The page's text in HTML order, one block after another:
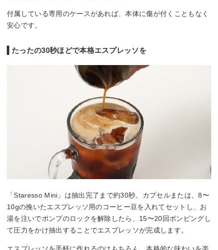
付属している専用のケースがあれば、本体に傷が付くこともなく
安心です。
たったの30秒ほどで本格エスプレッソを
「Staresso Mini」は抽出完了まで約30秒。カプセルまたは、8〜
10gの挽いたエスプレッソ用のコーヒー豆を入れてセットし、お
湯を注いでポンプのロックを解除したら、15〜20回ポンピングし
て圧力をかけ抽出することでエスプレッソが完成します。